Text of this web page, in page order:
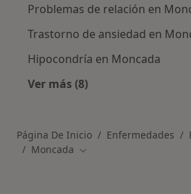
Problemas de relación en
Trastorno de ansiedad en
Hipocondría en Moncada
Ver más (8)
Página De Inicio Enfermedades
Moncada Cambiar de ciudad